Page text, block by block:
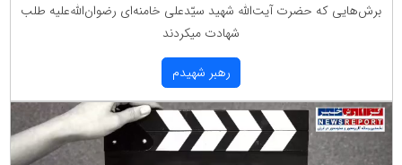
برش‌هایی كه حضرت آیت‌الله شهید سیّدعلی خامنه‌ای رضوان‌الله‌علیه طلب
شهادت میكردند
رهبر شهیدم